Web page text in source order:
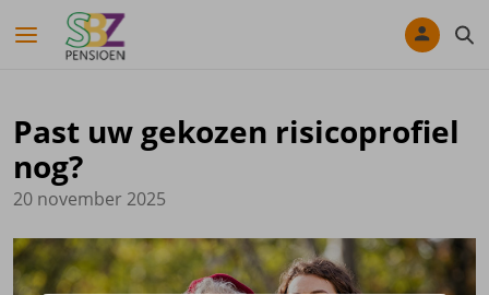
Navigatie overslaan
Past uw gekozen risicoprofiel
nog?
20 november 2025